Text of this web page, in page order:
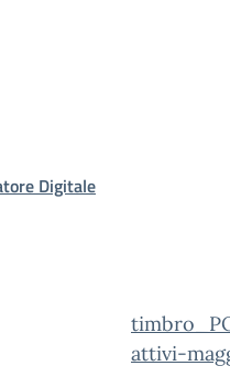
Digitale
attivi-